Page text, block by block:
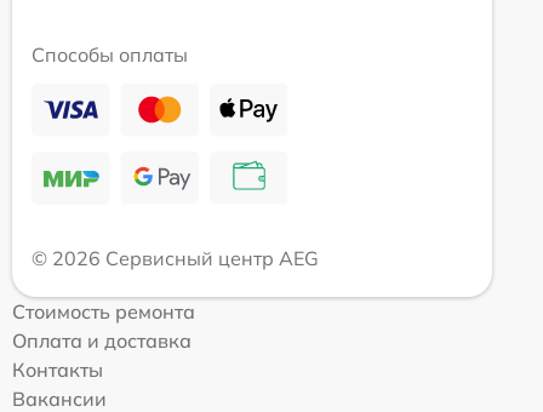
Способы оплаты
© 2026 Сервисный центр AEG
Стоимость ремонта
Оплата и доставка
Контакты
Вакансии